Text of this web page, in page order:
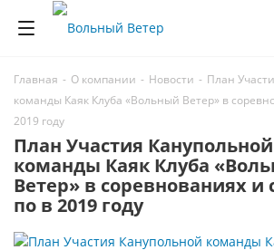
Главная - О компании - Новости - План
команды Каяк Клуба «Вольный Ветер» в
2019 году
План Участия Канупольной
команды Каяк Клуба
Ветер» в соревнованиях и
по в 2019 году